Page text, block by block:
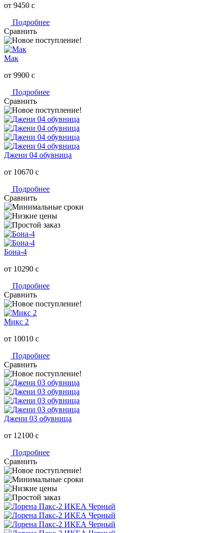
от 9450 c
Подробнее
Сравнить
Мак
от 9900 c
Подробнее
Сравнить
Джени 04 обувница
от 10670 c
Подробнее
Сравнить
Бона-4
от 10290 c
Подробнее
Сравнить
Микс 2
от 10010 c
Подробнее
Сравнить
Джени 03 обувница
от 12100 c
Подробнее
Сравнить